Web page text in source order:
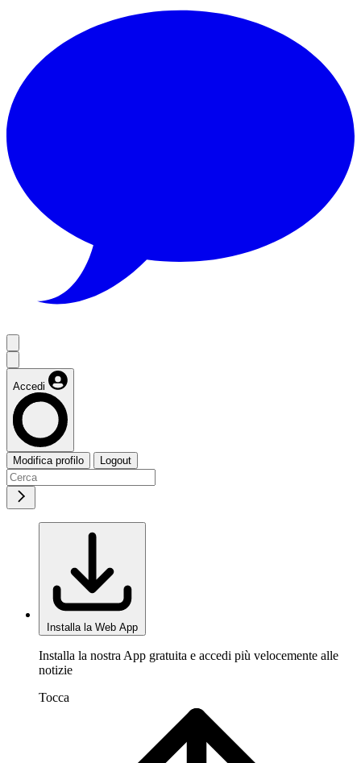
Accedi
Modifica profilo Logout
Installa la Web App
Installa la nostra App gratuita e accedi più velocemente alle
notizie
Tocca